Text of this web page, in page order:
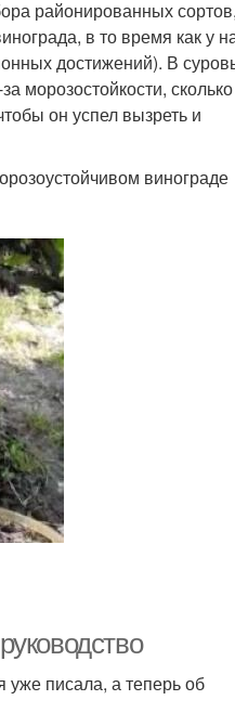
районированных сортов,
в то время как у
достижений). В
морозостойкости, сколько
он успел вызреть и
винограде
уже писала, а теперь об